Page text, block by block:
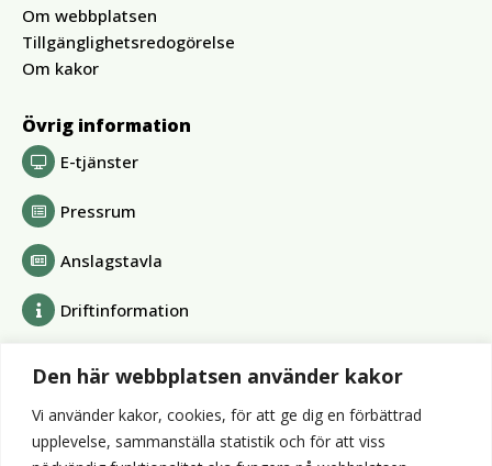
Den här webbplatsen använder kakor
Vi använder kakor, cookies, för att ge dig en förbättrad
upplevelse, sammanställa statistik och för att viss
Om webbplatsen
Tillgänglighetsredogörelse
Om kakor
Övrig information
E-tjänster
Pressrum
Anslagstavla
Driftinformation
Alvesta Renhållnings AB
Alvesta Energi AB
AllboHus Bostad AB